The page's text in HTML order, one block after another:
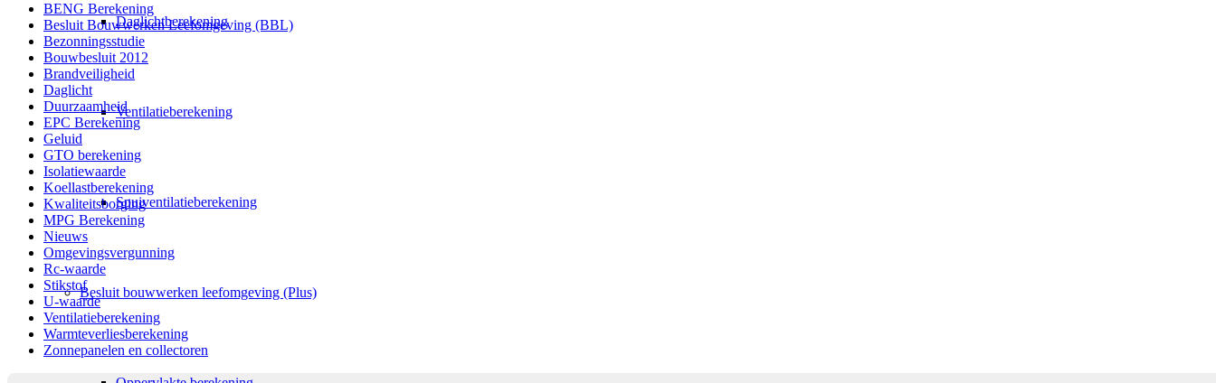
Daglichtberekening
Ventilatieberekening
Spuiventilatieberekening
Besluit bouwwerken leefomgeving (Plus)
BENG Berekening
Besluit Bouwwerken Leefomgeving (BBL)
Bezonningsstudie
Bouwbesluit 2012
Brandveiligheid
Daglicht
Duurzaamheid
EPC Berekening
Geluid
GTO berekening
Isolatiewaarde
Koellastberekening
Kwaliteitsborging
MPG Berekening
Nieuws
Omgevingsvergunning
Rc-waarde
Stikstof
U-waarde
Ventilatieberekening
Warmteverliesberekening
Zonnepanelen en collectoren